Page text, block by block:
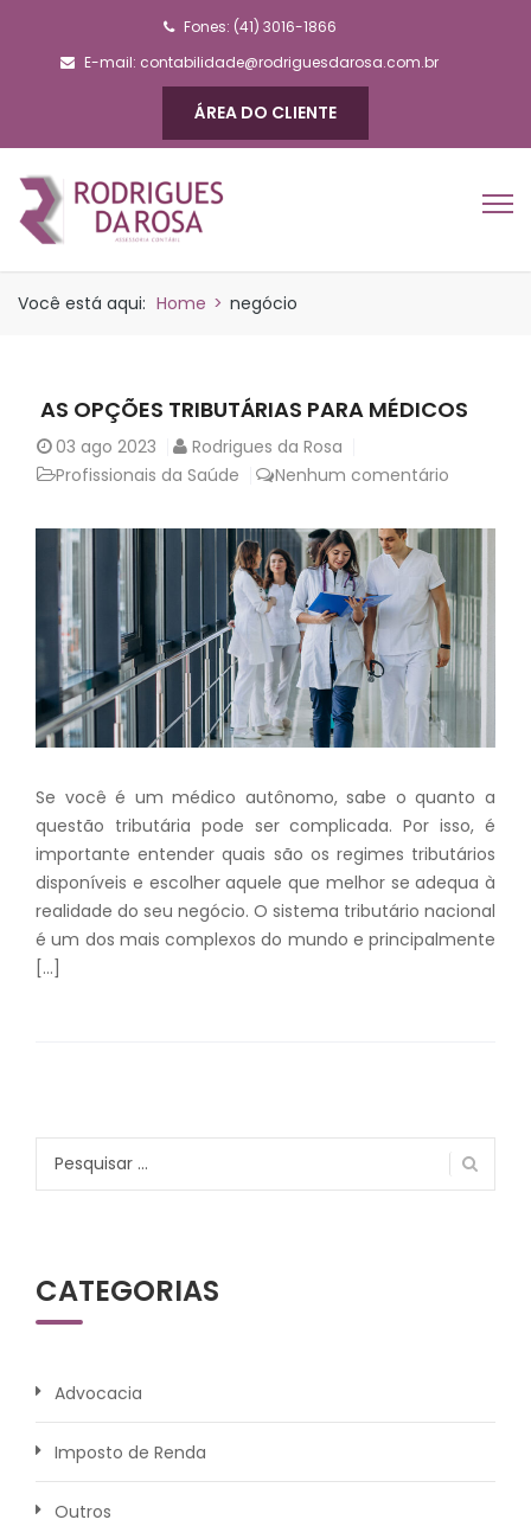
Fones: (41) 3016-1866
E-mail: contabilidade@rodriguesdarosa.com.br
ÁREA DO CLIENTE
Você está aqui: Home > negócio
AS OPÇÕES TRIBUTÁRIAS PARA MÉDICOS
03 ago 2023
Rodrigues da Rosa
Profissionais da Saúde
Nenhum comentário
Se você é um médico autônomo, sabe o quanto a
questão tributária pode ser complicada. Por isso, é
importante entender quais são os regimes tributários
disponíveis e escolher aquele que melhor se adequa à
realidade do seu negócio. O sistema tributário nacional
é um dos mais complexos do mundo e principalmente
[…]
CATEGORIAS
Advocacia
Imposto de Renda
Outros